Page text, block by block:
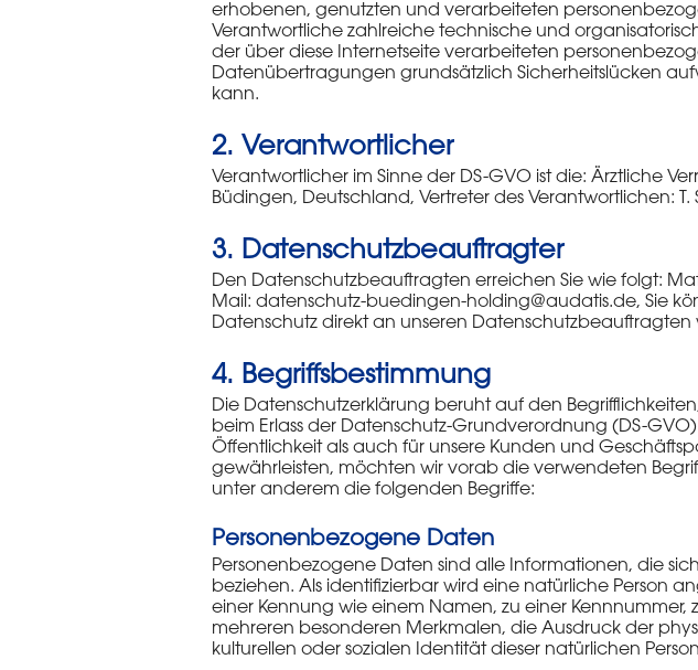
erhobenen, genutzten und verarbeiteten
Verantwortliche zahlreiche technische und
der über diese Internetseite verarbeiteten
Datenübertragungen grundsätzlich Sicherheitslücken
kann.
2. Verantwortlicher
Verantwortlicher im Sinne der DS-GVO ist die: Ärztliche
Büdingen, Deutschland, Vertreter des Verantwortlichen:
3. Datenschutzbeauftragter
Den Datenschutzbeauftragten erreichen Sie wie folgt:
Mail: datenschutz-buedingen-holding@audatis.de, Sie
Datenschutz direkt an unseren Datenschutzbeauftragten
4. Begriffsbestimmung
Die Datenschutzerklärung beruht auf den
beim Erlass der Datenschutz-Grundverordnung (DS-
Öffentlichkeit als auch für unsere Kunden und
gewährleisten, möchten wir vorab die verwendeten
unter anderem die folgenden Begriffe:
Personenbezogene Daten
Personenbezogene Daten sind alle Informationen, die
beziehen. Als identifizierbar wird eine natürliche Person
einer Kennung wie einem Namen, zu einer
mehreren besonderen Merkmalen, die Ausdruck der
kulturellen oder sozialen Identität dieser natürlichen